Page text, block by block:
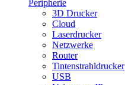
Peripherie
3D Drucker
Cloud
Laserdrucker
Netzwerke
Router
Tintenstrahldrucker
USB